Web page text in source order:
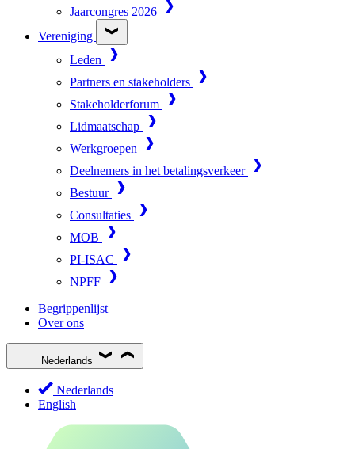
Jaarcongres 2026
Vereniging
Leden
Partners en stakeholders
Stakeholderforum
Lidmaatschap
Werkgroepen
Deelnemers in het betalingsverkeer
Bestuur
Consultaties
MOB
PI-ISAC
NPFF
Begrippenlijst
Over ons
Nederlands
Nederlands
English